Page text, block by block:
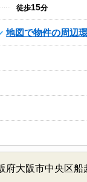
徒歩15分
地図で物件の周辺
大阪市中央区